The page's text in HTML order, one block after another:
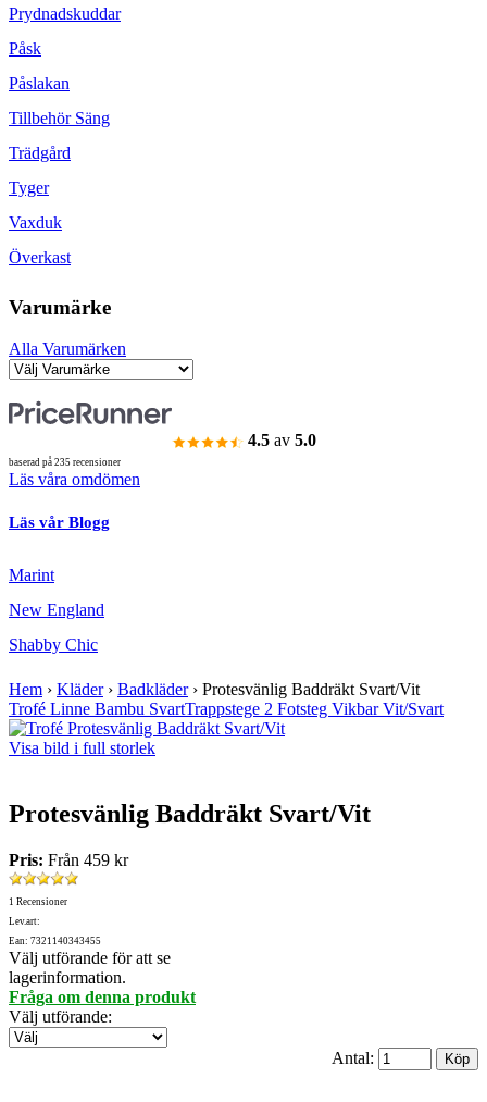
Prydnadskuddar
Påsk
Påslakan
Tillbehör Säng
Trädgård
Tyger
Vaxduk
Överkast
Varumärke
Alla Varumärken
4.5 av 5.0
baserad på 235 recensioner
Läs våra omdömen
Läs vår Blogg
Marint
New England
Shabby Chic
Hem › Kläder› Badkläder› Protesvänlig Baddräkt Svart/Vit
Trofé Linne Bambu SvartTrappstege 2 Fotsteg Vikbar Vit/Svart
Visa bild i full storlek
Protesvänlig Baddräkt Svart/Vit
Pris: Från 459 kr
1 Recensioner
Lev.art:
Ean: 7321140343455
Välj utförande för att se
lagerinformation.
Fråga om denna produkt
Välj utförande:
Antal: